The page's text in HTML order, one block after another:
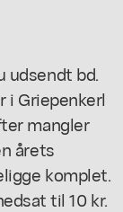
udsendt bd.
i Griepenkerl
mangler
årets
komplet.
til 10 kr.